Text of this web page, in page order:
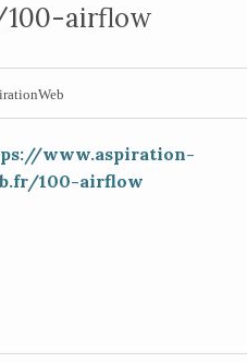
airflow
www.aspiration-
100-airflow